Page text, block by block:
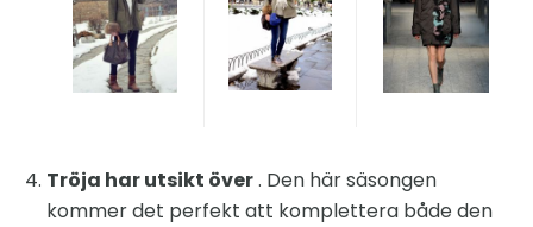
Tröja har utsikt över. Den här säsongen
kommer det perfekt att komplettera både den